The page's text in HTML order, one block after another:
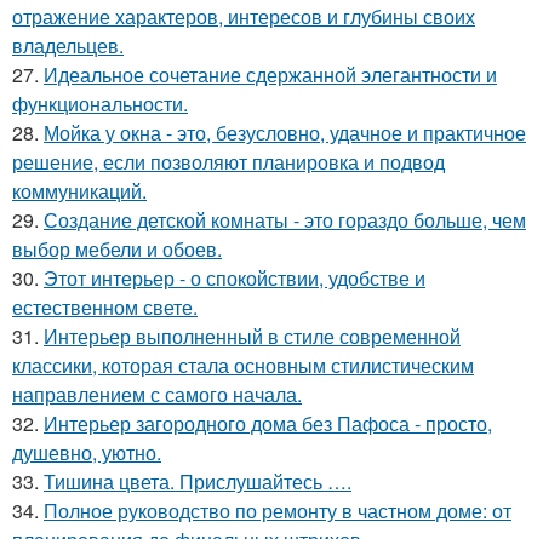
отражение характеров, интересов и глубины своих
владельцев.
27. Идеальное сочетание сдержанной элегантности и
функциональности.
28. Мойка у окна - это, безусловно, удачное и практичное
решение, если позволяют планировка и подвод
коммуникаций.
29. Создание детской комнаты - это гораздо больше, чем
выбор мебели и обоев.
30. Этот интерьер - о спокойствии, удобстве и
естественном свете.
31. Интерьер выполненный в стиле современной
классики, которая стала основным стилистическим
направлением с самого начала.
32. Интерьер загородного дома без Пафоса - просто,
душевно, уютно.
33. Тишина цвета. Прислушайтесь ….
34. Полное руководство по ремонту в частном доме: от